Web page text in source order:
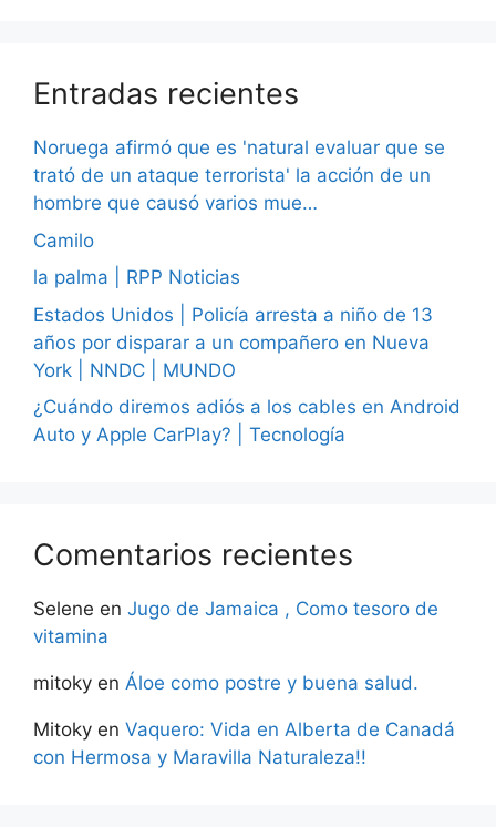
Entradas recientes
Noruega afirmó que es 'natural evaluar que se
trató de un ataque terrorista' la acción de un
hombre que causó varios mue…
Camilo
la palma | RPP Noticias
Estados Unidos | Policía arresta a niño de 13
años por disparar a un compañero en Nueva
York | NNDC | MUNDO
¿Cuándo diremos adiós a los cables en Android
Auto y Apple CarPlay? | Tecnología
Comentarios recientes
Selene en Jugo de Jamaica , Como tesoro de
vitamina
mitoky en Áloe como postre y buena salud.
Mitoky en Vaquero: Vida en Alberta de Canadá
con Hermosa y Maravilla Naturaleza!!